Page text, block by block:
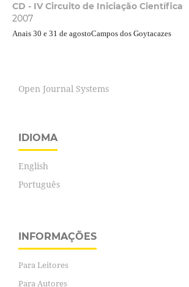
CD - IV Circuito de Iniciação Científica
2007
Anais 30 e 31 de agostoCampos dos Goytacazes
Open Journal Systems
IDIOMA
English
Português
INFORMAÇÕES
Para Leitores
Para Autores